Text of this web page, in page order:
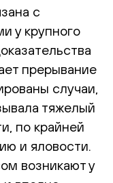
с
у крупного
прерывание
случаи,
тяжелый
по крайней
и яловости.
возникают у